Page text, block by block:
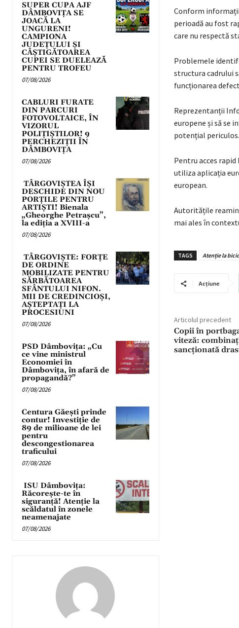
SUPER CUPA AJF
DÂMBOVIȚA SE
JOACĂ LA
UNGURENI!
CAMPIONA
JUDEȚULUI ȘI
CÂȘTIGĂTOAREA
CUPEI SE DUELEAZĂ
PENTRU TROFEU
07/08/2026
CABLURI FURATE
DIN PARCURI
FOTOVOLTAICE, ÎN
VIZORUL
POLIȚIȘTILOR! 9
PERCHEZIȚII ÎN
DÂMBOVIȚA
07/08/2026
TÂRGOVIȘTEA ÎȘI
DESCHIDE DIN NOU
PORȚILE PENTRU
ARTIȘTI! Bienala
„Gheorghe Petrașcu”,
la ediția a XVIII-a
07/08/2026
TÂRGOVIȘTE: FORȚE
DE ORDINE
MOBILIZATE PENTRU
SĂRBĂTOAREA
SFÂNTULUI NIFON.
MII DE CREDINCIOȘI,
AȘTEPTAȚI LA
PROCESIUNI
07/08/2026
PSD Dâmbovița: „Cu
ce vine ministrul
Economiei în
Dâmbovița, în afară de
propagandă?”
07/08/2026
Centura Găești prinde
contur! Investiție de
89 de milioane de lei
pentru
descongestionarea
traficului
07/08/2026
ISU Dâmbovița:
Răcorește-te în
siguranță! Atenție la
scăldatul în zonele
neamenajate
07/08/2026
Conform
perioadă au fost
care nu respectă
Problemele
structura cadrului
funcționarea
Reprezentanții
europene și să se
potențial periculos.
Pentru acces
utiliza aplicația
european.
Autoritățile
mai ales în
TAGS Atenție la
Acțiune
Articolul precedent
Copii în
viteză:
sancționată